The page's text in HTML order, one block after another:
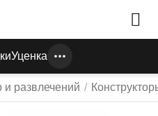
Уценка
и развлечений /